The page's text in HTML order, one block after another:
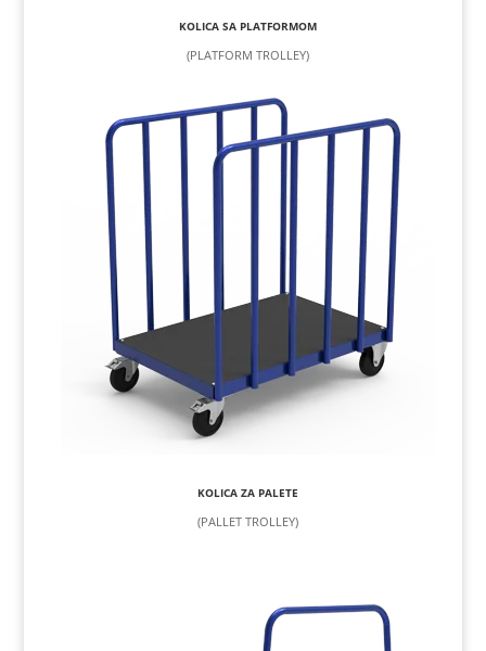
KOLICA SA PLATFORMOM
(PLATFORM TROLLEY)
KOLICA ZA PALETE
(PALLET TROLLEY)